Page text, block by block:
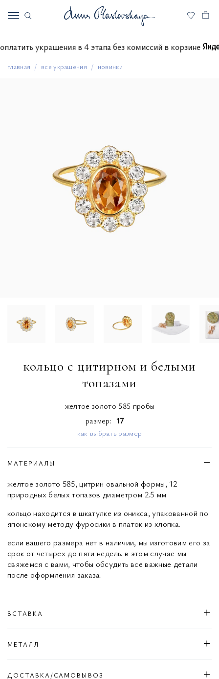
оплатить украшения в 4 этапа без комиссий в корзине
главная все украшения новинки
кольцо с цитирном и белыми
топазами
желтое золото 585 пробы
размер
17
как выбрать размер
МАТЕРИАЛЫ
желтое золото 585, цитрин овальной формы, 12
природных белых топазов диаметром 2.5 мм
кольцо находится в шкатулке из оникса, упакованной по
японскому методу фуросики в платок из хлопка.
если вашего размера нет в наличии, мы изготовим его за
срок от четырех до пяти недель. в этом случае мы
свяжемся с вами, чтобы обсудить все важные детали
после оформления заказа.
ВСТАВКА
МЕТАЛЛ
ДОСТАВКА/САМОВЫВОЗ